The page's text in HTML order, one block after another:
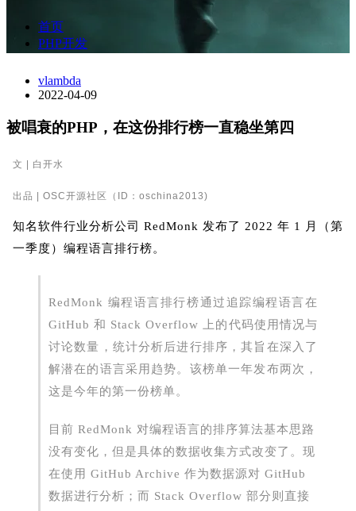
首页
PHP开发
vlambda
2022-04-09
被唱衰的PHP，在这份排行榜一直稳坐第四
文 | 白开水
出品 | OSC开源社区（ID：oschina2013)
知名软件行业分析公司 RedMonk 发布了 2022 年 1 月（第
一季度）编程语言排行榜。
RedMonk 编程语言排行榜通过追踪编程语言在
GitHub 和 Stack Overflow 上的代码使用情况与
讨论数量，统计分析后进行排序，其旨在深入了
解潜在的语言采用趋势。该榜单一年发布两次，
这是今年的第一份榜单。
目前 RedMonk 对编程语言的排序算法基本思路
没有变化，但是具体的数据收集方式改变了。现
在使用 GitHub Archive 作为数据源对 GitHub
数据进行分析；而 Stack Overflow 部分则直接